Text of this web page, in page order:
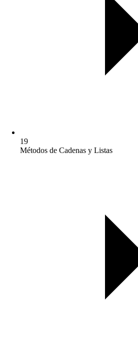
19
Métodos de Cadenas y Listas